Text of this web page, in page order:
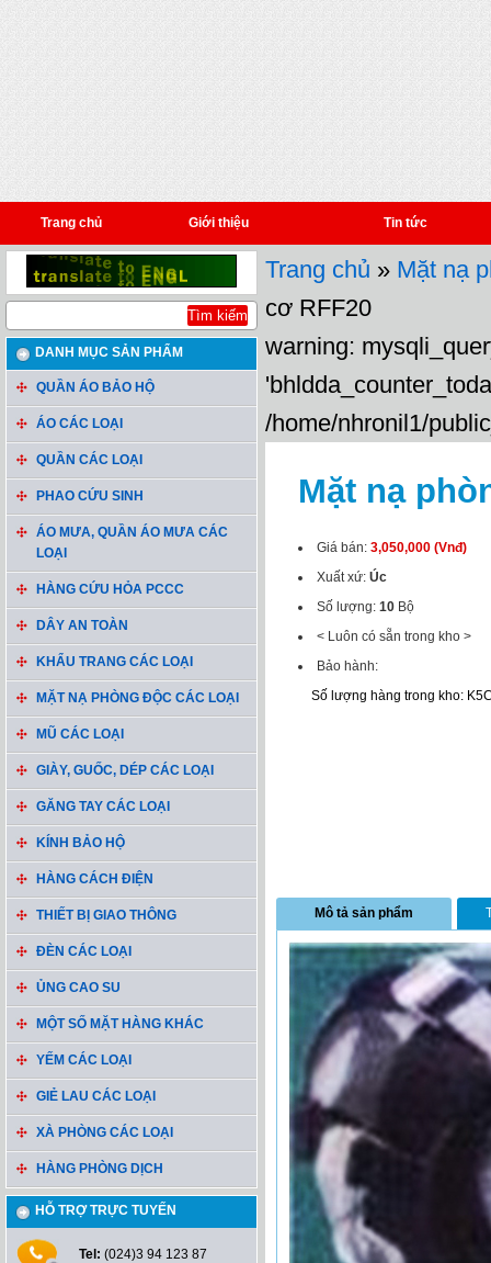
Trang chủ Giới thiệu Tin tức
DANH MỤC SẢN PHẨM
QUẦN ÁO BẢO HỘ
ÁO CÁC LOẠI
QUẦN CÁC LOẠI
PHAO CỨU SINH
ÁO MƯA, QUẦN ÁO MƯA CÁC
LOẠI
HÀNG CỨU HỎA PCCC
DÂY AN TOÀN
KHẨU TRANG CÁC LOẠI
MẶT NẠ PHÒNG ĐỘC CÁC LOẠI
MŨ CÁC LOẠI
GIÀY, GUỐC, DÉP CÁC LOẠI
GĂNG TAY CÁC LOẠI
KÍNH BẢO HỘ
HÀNG CÁCH ĐIỆN
THIẾT BỊ GIAO THÔNG
ĐÈN CÁC LOẠI
ỦNG CAO SU
MỘT SỐ MẶT HÀNG KHÁC
YẾM CÁC LOẠI
GIẺ LAU CÁC LOẠI
XÀ PHÒNG CÁC LOẠI
HÀNG PHÒNG DỊCH
HỖ TRỢ TRỰC TUYẾN
Tel: (024)3 94 123 87
Trang chủ » Mặt nạ
cơ RFF20
warning:
/home/nhronil1/
Mặt nạ
Giá bán: 3,050,000 (Vnđ)
Xuất xứ: Úc
Số lượng: 10 Bộ
< Luôn có sẵn trong kho >
Bảo hành:
Số lượng hàng trong kho:
Mô tả sản phẩm